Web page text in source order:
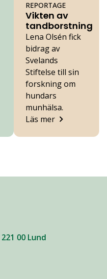
REPORTAGE
Vikten av
tandborstning
Lena Olsén fick
bidrag av
Svelands
Stiftelse till sin
forskning om
hundars
munhälsa.
Läs mer
00 Lund